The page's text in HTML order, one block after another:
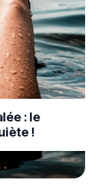
: le
!